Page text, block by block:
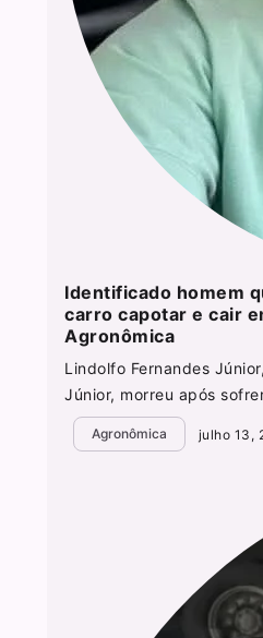
Identificado homem
carro capotar e cair
Agronômica
Lindolfo Fernandes
Júnior, morreu após
Agronômica julho 13,